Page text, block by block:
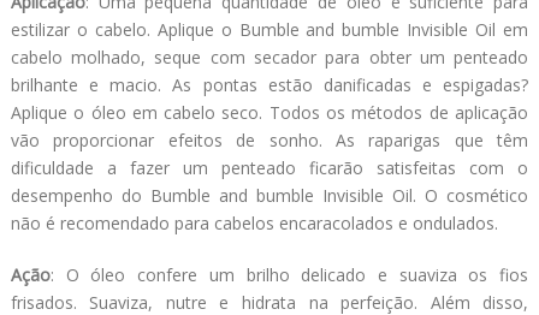
estilizar o cabelo. Aplique o Bumble and bumble Invisible Oil em
cabelo molhado, seque com secador para obter um penteado
brilhante e macio. As pontas estão danificadas e espigadas?
Aplique o óleo em cabelo seco. Todos os métodos de aplicação
vão proporcionar efeitos de sonho. As raparigas que têm
dificuldade a fazer um penteado ficarão satisfeitas com o
desempenho do Bumble and bumble Invisible Oil. O cosmético
não é recomendado para cabelos encaracolados e ondulados.
Ação: O óleo confere um brilho delicado e suaviza os fios
frisados. Suaviza, nutre e hidrata na perfeição. Além disso,